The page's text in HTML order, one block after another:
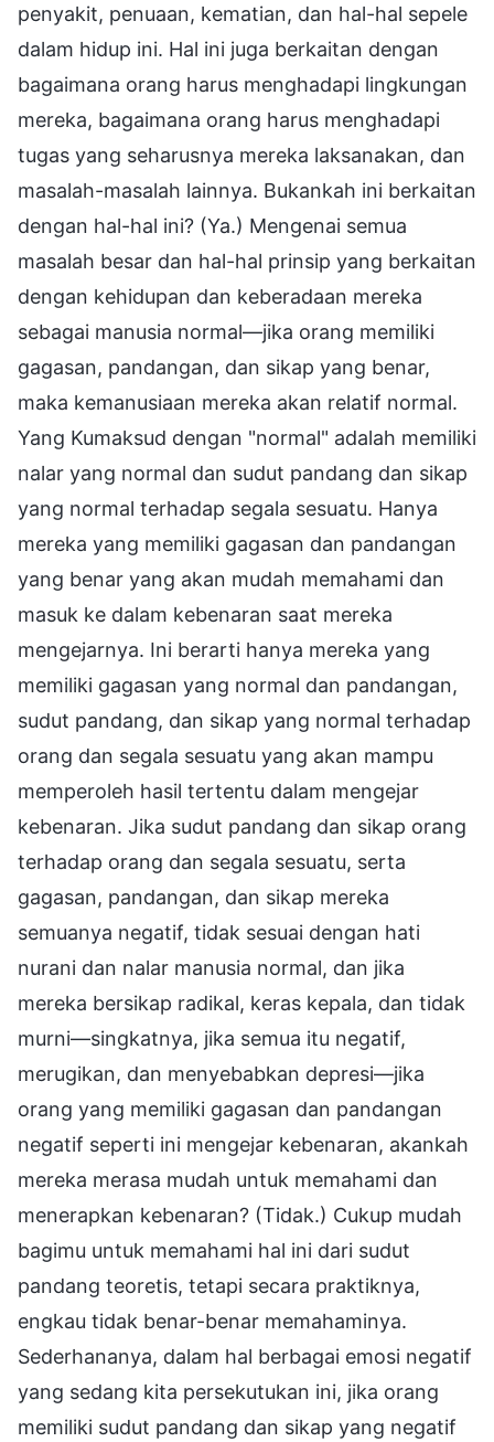
penyakit, penuaan, kematian, dan hal-hal sepele
dalam hidup ini. Hal ini juga berkaitan dengan
bagaimana orang harus menghadapi lingkungan
mereka, bagaimana orang harus menghadapi
tugas yang seharusnya mereka laksanakan, dan
masalah-masalah lainnya. Bukankah ini berkaitan
dengan hal-hal ini? (Ya.) Mengenai semua
masalah besar dan hal-hal prinsip yang berkaitan
dengan kehidupan dan keberadaan mereka
sebagai manusia normal—jika orang memiliki
gagasan, pandangan, dan sikap yang benar,
maka kemanusiaan mereka akan relatif normal.
Yang Kumaksud dengan "normal" adalah memiliki
nalar yang normal dan sudut pandang dan sikap
yang normal terhadap segala sesuatu. Hanya
mereka yang memiliki gagasan dan pandangan
yang benar yang akan mudah memahami dan
masuk ke dalam kebenaran saat mereka
mengejarnya. Ini berarti hanya mereka yang
memiliki gagasan yang normal dan pandangan,
sudut pandang, dan sikap yang normal terhadap
orang dan segala sesuatu yang akan mampu
memperoleh hasil tertentu dalam mengejar
kebenaran. Jika sudut pandang dan sikap orang
terhadap orang dan segala sesuatu, serta
gagasan, pandangan, dan sikap mereka
semuanya negatif, tidak sesuai dengan hati
nurani dan nalar manusia normal, dan jika
mereka bersikap radikal, keras kepala, dan tidak
murni—singkatnya, jika semua itu negatif,
merugikan, dan menyebabkan depresi—jika
orang yang memiliki gagasan dan pandangan
negatif seperti ini mengejar kebenaran, akankah
mereka merasa mudah untuk memahami dan
menerapkan kebenaran? (Tidak.) Cukup mudah
bagimu untuk memahami hal ini dari sudut
pandang teoretis, tetapi secara praktiknya,
engkau tidak benar-benar memahaminya.
Sederhananya, dalam hal berbagai emosi negatif
yang sedang kita persekutukan ini, jika orang
memiliki sudut pandang dan sikap yang negatif